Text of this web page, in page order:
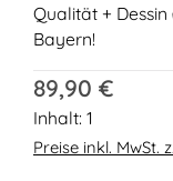
Qualität +
Bayern!
Regulärer Preis:
89,90 €
Inhalt: 1
Preise inkl. MwSt.